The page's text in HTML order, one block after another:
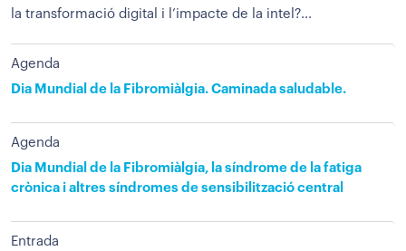
la transformació digital i l’impacte de la intel?...
Agenda
Dia Mundial de la Fibromiàlgia. Caminada saludable.
Agenda
Dia Mundial de la Fibromiàlgia, la síndrome de la fatiga
crònica i altres síndromes de sensibilització central
Entrada